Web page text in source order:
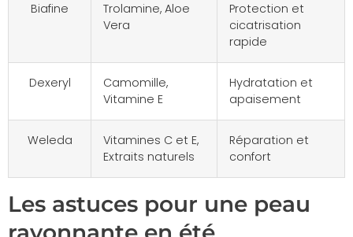
Biafine
Trolamine, Aloe
Vera
Protection et
cicatrisation
rapide
Dexeryl
Camomille,
Vitamine E
Hydratation et
apaisement
Weleda
Vitamines C et E,
Extraits naturels
Réparation et
confort
Les astuces pour une peau